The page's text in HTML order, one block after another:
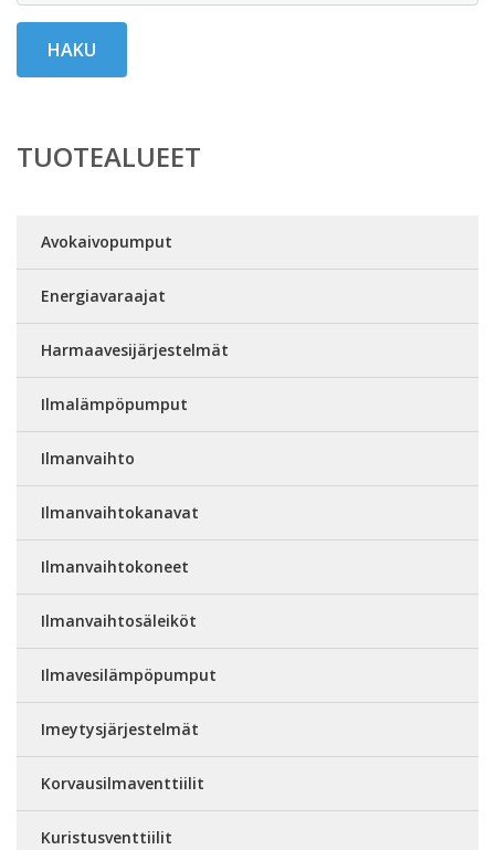
HAKU
TUOTEALUEET
Avokaivopumput
Energiavaraajat
Harmaavesijärjestelmät
Ilmalämpöpumput
Ilmanvaihto
Ilmanvaihtokanavat
Ilmanvaihtokoneet
Ilmanvaihtosäleiköt
Ilmavesilämpöpumput
Imeytysjärjestelmät
Korvausilmaventtiilit
Kuristusventtiilit